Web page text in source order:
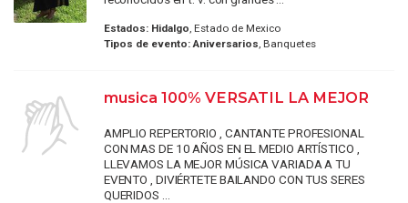
Estados: Hidalgo , Estado de Mexico
Tipos de evento: Aniversarios , Banquetes
musica 100% VERSATIL LA MEJOR
AMPLIO REPERTORIO , CANTANTE PROFESIONAL
CON MAS DE 10 AÑOS EN EL MEDIO ARTÍSTICO ,
LLEVAMOS LA MEJOR MÚSICA VARIADA A TU
EVENTO , DIVIÉRTETE BAILANDO CON TUS SERES
QUERIDOS ...